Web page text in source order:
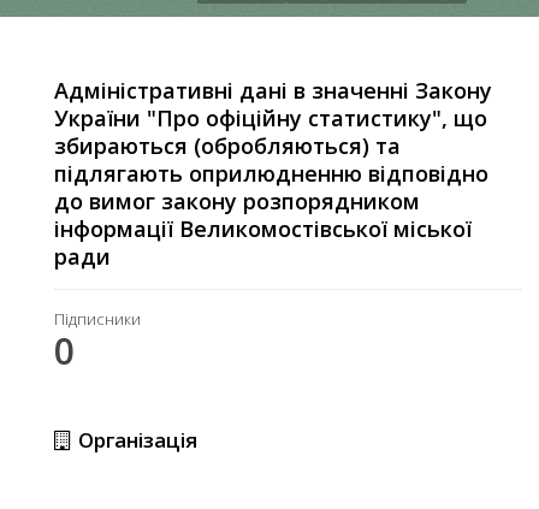
Адміністративні дані в значенні Закону
України "Про офіційну статистику", що
збираються (обробляються) та
підлягають оприлюдненню відповідно
до вимог закону розпорядником
інформації Великомостівської міської
ради
Підписники
0
Організація